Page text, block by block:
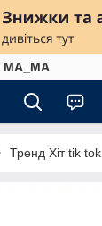
МА_МА
Тренд Хіт tik tok